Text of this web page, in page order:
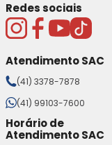
Redes sociais
Atendimento SAC
(41) 3378-7878
(41) 99103-7600
Horário de
Atendimento SAC